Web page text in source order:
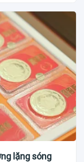
lặng sóng